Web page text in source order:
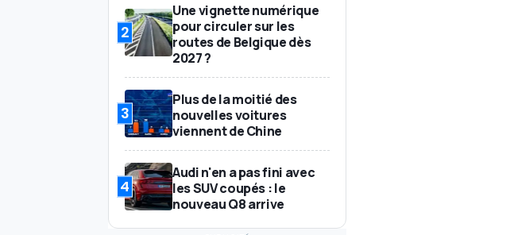
2
Une vignette numérique
pour circuler sur les
routes de Belgique dès
2027 ?
3
Plus de la moitié des
nouvelles voitures
viennent de Chine
4
Audi n'en a pas fini avec
les SUV coupés : le
nouveau Q8 arrive